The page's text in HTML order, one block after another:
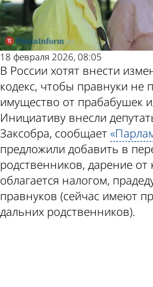
18 февраля 2026, 08:05
В России хотят внести
кодекс, чтобы правнуки не
имущество от прабабушек
Инициативу внесли
Заксобра, сообщает
предложили добавить в
родственников, дарение от
облагается налогом,
правнуков (сейчас имеют
дальних родственников).